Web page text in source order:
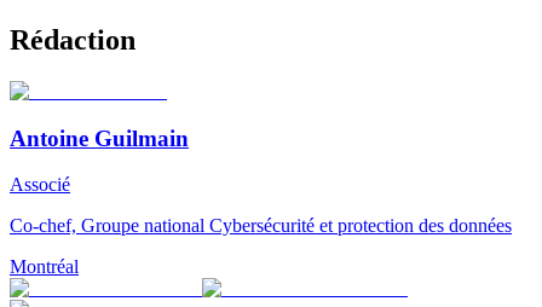
Rédaction
Antoine Guilmain
Associé
Co-chef, Groupe national Cybersécurité et protection des données
Montréal